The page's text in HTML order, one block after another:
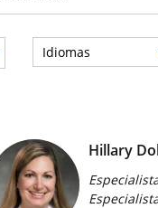
Idiomas
Hillary